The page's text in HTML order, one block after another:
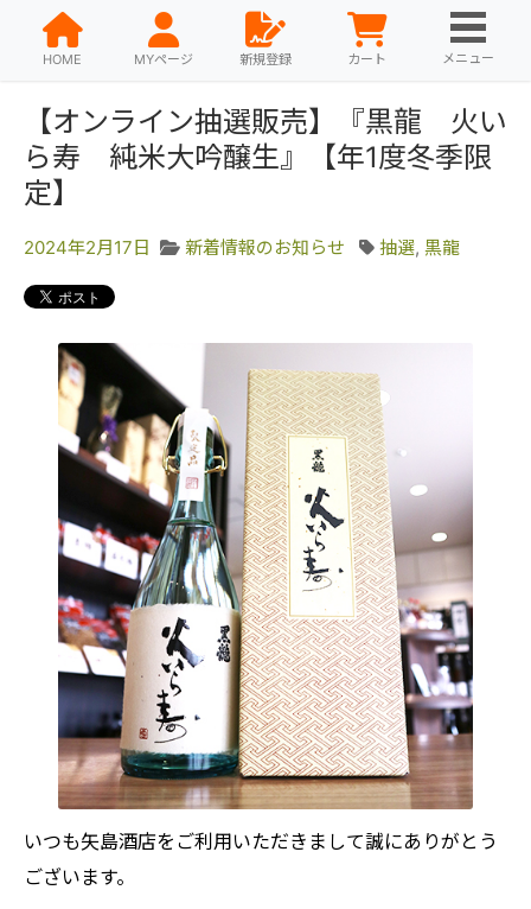
HOME MYページ 新規登録 カート メニュー
【オンライン抽選販売】『黒龍 火い
ら寿 純米大吟醸生』【年1度冬季限
定】
2024年2月17日 新着情報のお知らせ 抽選, 黒龍
いつも矢島酒店をご利用いただきまして誠にありがとう
ございます。